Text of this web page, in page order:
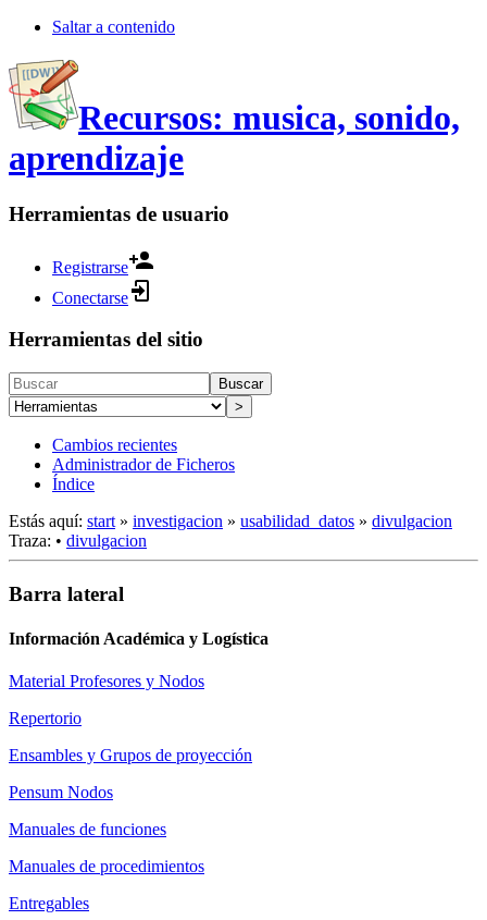
Saltar a contenido
Recursos: musica, sonido,
aprendizaje
Herramientas de usuario
Registrarse
Conectarse
Herramientas del sitio
Buscar
>
Cambios recientes
Administrador de Ficheros
Índice
Estás aquí: start » investigacion » usabilidad_datos » divulgacion
Traza: • divulgacion
Barra lateral
Información Académica y Logística
Material Profesores y Nodos
Repertorio
Ensambles y Grupos de proyección
Pensum Nodos
Manuales de funciones
Manuales de procedimientos
Entregables